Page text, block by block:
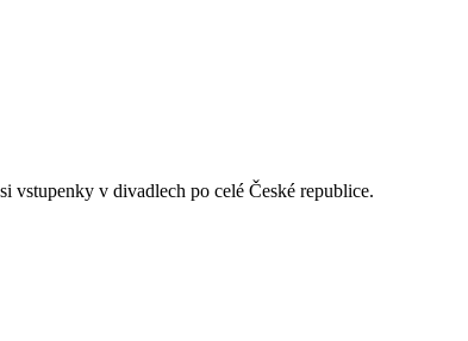
vstupenky v divadlech po celé České republice.